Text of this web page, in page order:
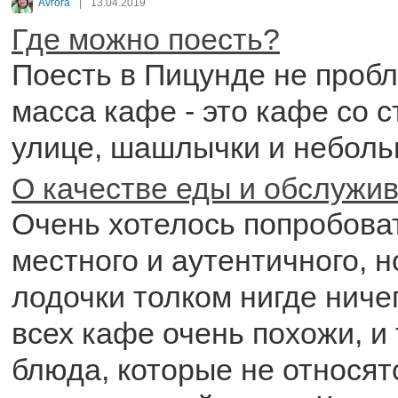
Avrora 13.04.2019
Где можно поесть?
Поесть в Пицунде не
масса кафе - это кафе со
улице, шашлычки и
О качестве еды и
Очень хотелось
местного и аутентичного,
лодочки толком нигде
всех кафе очень похожи,
блюда, которые не